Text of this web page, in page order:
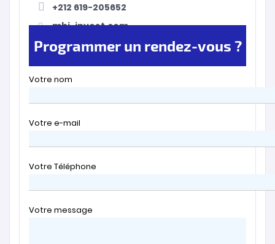
+212 619-205652
mbi-invest.com
Programmer un rendez-vous ?
Votre nom
Votre e-mail
Votre Téléphone
Votre message